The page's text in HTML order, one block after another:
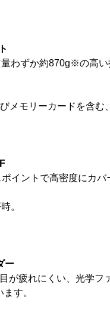
わずか約870g※の高
モリーカードを含む
ントで高密度にカ
。
ー
が疲れにくい、光学
す。